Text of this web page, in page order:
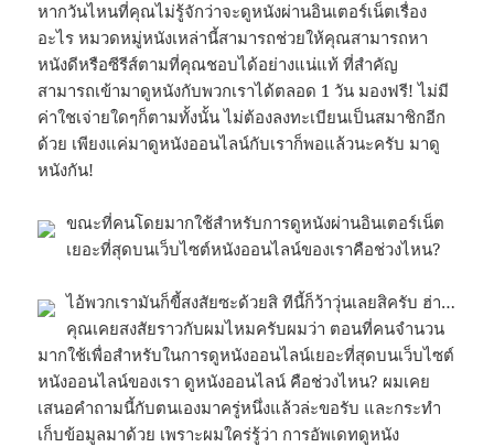
หากวันไหนที่คุณไม่รู้จักว่าจะดูหนังผ่านอินเตอร์เน็ตเรื่อง
อะไร หมวดหมู่หนังเหล่านี้สามารถช่วยให้คุณสามารถหา
หนังดีหรือซีรีส์ตามที่คุณชอบได้อย่างแน่แท้ ที่สำคัญ
สามารถเข้ามาดูหนังกับพวกเราได้ตลอด 1 วัน มองฟรี! ไม่มี
ค่าใชเจ่ายใดๆก็ตามทั้งนั้น ไม่ต้องลงทะเบียนเป็นสมาชิกอีก
ด้วย เพียงแค่มาดูหนังออนไลน์กับเราก็พอแล้วนะครับ มาดู
หนังกัน!
ขณะที่คนโดยมากใช้สำหรับการดูหนังผ่านอินเตอร์เน็ต
เยอะที่สุดบนเว็บไซต์หนังออนไลน์ของเราคือช่วงไหน?
ไอ้พวกเรามันก็ขี้สงสัยซะด้วยสิ ทีนี้ก็ว้าวุ่นเลยสิครับ ฮ่า…
คุณเคยสงสัยราวกับผมไหมครับผมว่า ตอนที่คนจำนวน
มากใช้เพื่อสำหรับในการดูหนังออนไลน์เยอะที่สุดบนเว็บไซต์
หนังออนไลน์ของเรา ดูหนังออนไลน์ คือช่วงไหน? ผมเคย
เสนอคำถามนี้กับตนเองมาครู่หนึ่งแล้วล่ะขอรับ และกระทำ
เก็บข้อมูลมาด้วย เพราะผมใคร่รู้ว่า การอัพเดทดูหนัง